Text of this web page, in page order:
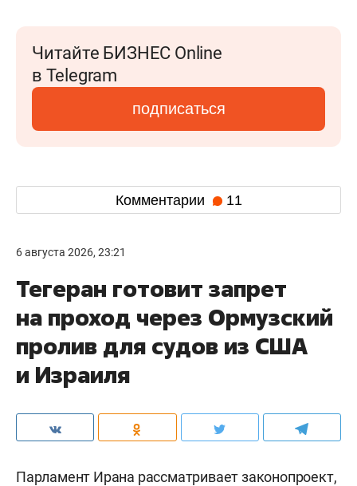
Читайте БИЗНЕС Online
в Telegram
подписаться
Комментарии 11
6 августа 2026, 23:21
Тегеран готовит запрет
на проход через Ормузский
пролив для судов из США
и Израиля
Парламент Ирана рассматривает законопроект,